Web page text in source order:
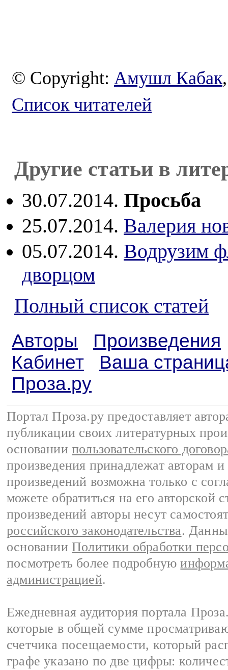
© Copyright: Амушл Кабак
Список читателей
Другие статьи в
30.07.2014. Просьба
25.07.2014. Валерия
05.07.2014. Водрузим
дворцом
Полный список статей
Авторы
Произведения
Кабинет
Ваша
Проза.ру
Портал Проза.ру предоставляет
публикации своих литературных
основании пользовательского
произведения принадлежат авторам
произведений возможна только с
можете обратиться на его авторской
произведений авторы несут
российского законодательства.
основании Политики обработки
посмотреть более подробную
администрацией.
Ежедневная аудитория портала
которые в общей сумме
счетчика посещаемости, который
графе указано по две цифры: